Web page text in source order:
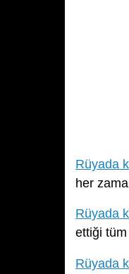
Rüyada
her
Rüyada
ettiği tüm
Rüyada